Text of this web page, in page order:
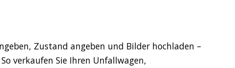
Zustand angeben und Bilder hochladen –
So verkaufen Sie Ihren Unfallwagen,